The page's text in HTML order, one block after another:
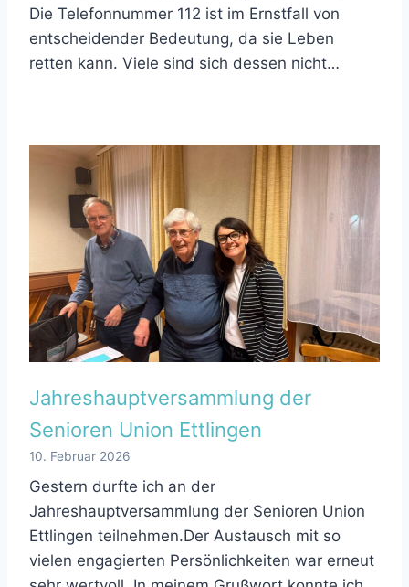
Die Telefonnummer 112 ist im Ernstfall von
entscheidender Bedeutung, da sie Leben
retten kann. Viele sind sich dessen nicht…
Jahreshauptversammlung der
Senioren Union Ettlingen
10. Februar 2026
Gestern durfte ich an der
Jahreshauptversammlung der Senioren Union
Ettlingen teilnehmen.Der Austausch mit so
vielen engagierten Persönlichkeiten war erneut